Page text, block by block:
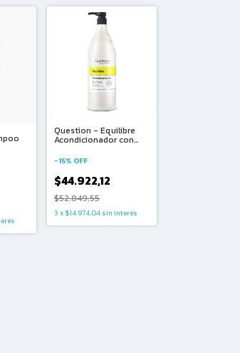
Question - Equilibre
Acondicionador con
Verde (1500ml)
-15% OFF
$44.922,12
$52.849,55
3 x $14.974,04 sin interés